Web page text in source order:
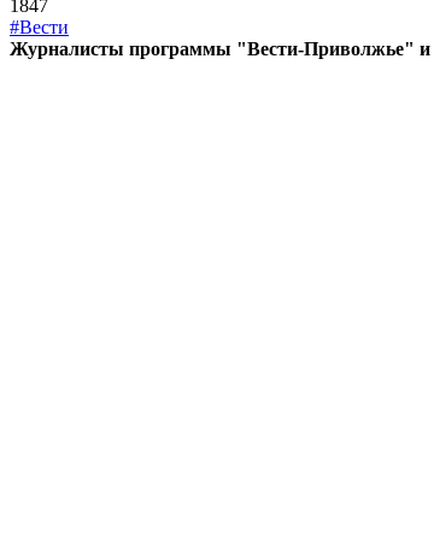
1847
#Вести
Журналисты программы "Вести-Приволжье" и